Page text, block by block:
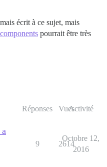
écrit à ce sujet, mais
pourrait être très
Réponses VuesActivité
9 2614
Octobre 12,
2016